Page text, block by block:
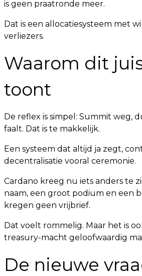
is geen praatronde meer.
Dat is een allocatiesysteem met
verliezers.
Waarom dit
toont
De reflex is simpel: Summit weg,
faalt. Dat is te makkelijk.
Een systeem dat altijd ja zegt,
decentralisatie vooral ceremonie.
Cardano kreeg nu iets anders te
naam, een groot podium en een
kregen geen vrijbrief.
Dat voelt rommelig. Maar het is
treasury-macht geloofwaardig
De nieuwe